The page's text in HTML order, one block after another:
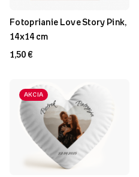
Fotoprianie Love Story Pink,
14x14 cm
1,50 €
AKCIA